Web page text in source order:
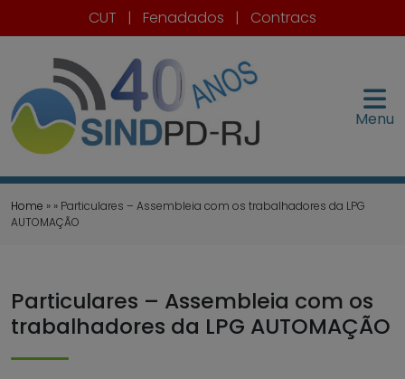
CUT | Fenadados | Contracs
Menu
Home » » Particulares – Assembleia com os trabalhadores da LPG
AUTOMAÇÃO
Particulares – Assembleia com os
trabalhadores da LPG AUTOMAÇÃO